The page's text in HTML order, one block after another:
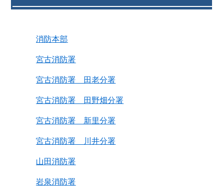
消防本部
宮古消防署
宮古消防署 田老分署
宮古消防署 田野畑分署
宮古消防署 新里分署
宮古消防署 川井分署
山田消防署
岩泉消防署